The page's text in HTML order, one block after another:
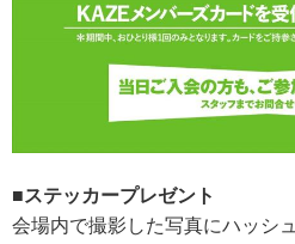
■ステッカープレゼント
会場内で撮影した写真にハッシ